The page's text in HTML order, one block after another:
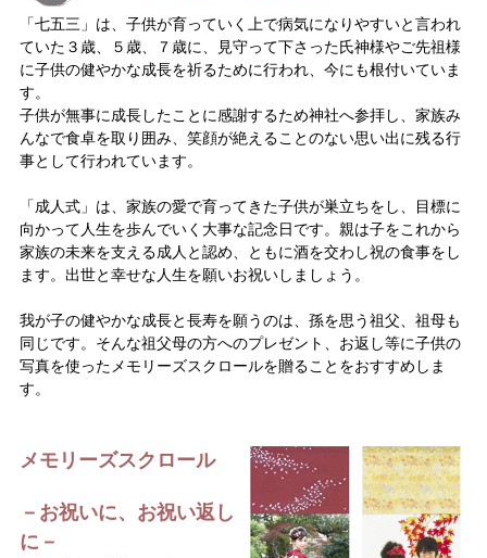
「七五三」は、子供が育っていく上で病気になりやすいと言われ
ていた３歳、５歳、７歳に、見守って下さった氏神様やご先祖様
に子供の健やかな成長を祈るために行われ、今にも根付いていま
す。
子供が無事に成長したことに感謝するため神社へ参拝し、家族み
んなで食卓を取り囲み、笑顔が絶えることのない思い出に残る行
事として行われています。
「成人式」は、家族の愛で育ってきた子供が巣立ちをし、目標に
向かって人生を歩んでいく大事な記念日です。親は子をこれから
家族の未来を支える成人と認め、ともに酒を交わし祝の食事をし
ます。出世と幸せな人生を願いお祝いしましょう。
我が子の健やかな成長と長寿を願うのは、孫を思う祖父、祖母も
同じです。そんな祖父母の方へのプレゼント、お返し等に子供の
写真を使ったメモリーズスクロールを贈ることをおすすめしま
す。
メモリーズスクロール
－お祝いに、お祝い返し
に－